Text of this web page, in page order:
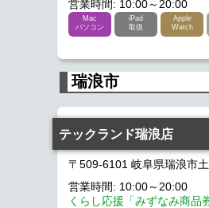
営業時間: 10:00～20:00
Mac
パソコン
iPad
取扱
Apple
Watch
瑞浪市
テックランド瑞浪店
〒509-6101 岐阜県瑞浪市
営業時間: 10:00～20:00
くらし応援「みずなみ商品